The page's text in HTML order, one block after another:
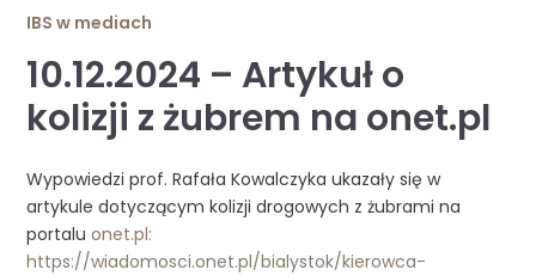
IBS w mediach
10.12.2024 – Artykuł o
kolizji z żubrem na onet.pl
Wypowiedzi prof. Rafała Kowalczyka ukazały się w
artykule dotyczącym kolizji drogowych z żubrami na
portaluonet.pl:
https://wiadomosci.onet.pl/bialystok/kierowca-